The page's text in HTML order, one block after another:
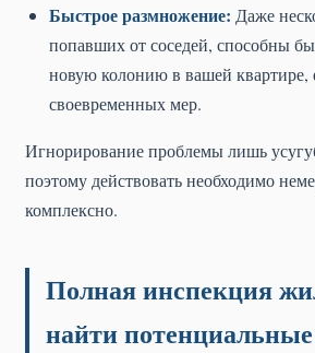
Быстрое размножение: Даже
попавших от соседей, способны
новую колонию в вашей квартире,
своевременных мер.
Игнорирование проблемы лишь
поэтому действовать необходимо
комплексно.
Полная инспекция
найти